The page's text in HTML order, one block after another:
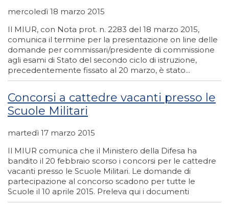
mercoledì 18 marzo 2015
Il MIUR, con Nota prot. n. 2283 del 18 marzo 2015,
comunica il termine per la presentazione on line delle
domande per commissari/presidente di commissione
agli esami di Stato del secondo ciclo di istruzione,
precedentemente fissato al 20 marzo, è stato...
Concorsi a cattedre vacanti presso le
Scuole Militari
martedì 17 marzo 2015
Il MIUR comunica che il Ministero della Difesa ha
bandito il 20 febbraio scorso i concorsi per le cattedre
vacanti presso le Scuole Militari. Le domande di
partecipazione al concorso scadono per tutte le
Scuole il 10 aprile 2015. Preleva qui i documenti